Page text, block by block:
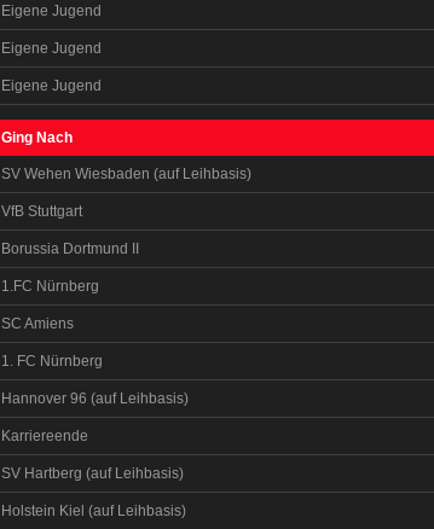
Eigene Jugend
Eigene Jugend
Eigene Jugend
Ging Nach
SV Wehen Wiesbaden (auf Leihbasis)
VfB Stuttgart
Borussia Dortmund II
1.FC Nürnberg
SC Amiens
1. FC Nürnberg
Hannover 96 (auf Leihbasis)
Karriereende
SV Hartberg (auf Leihbasis)
Holstein Kiel (auf Leihbasis)